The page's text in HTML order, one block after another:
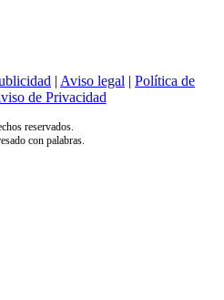
| Aviso legal | Política de
de Privacidad
reservados.
con palabras.